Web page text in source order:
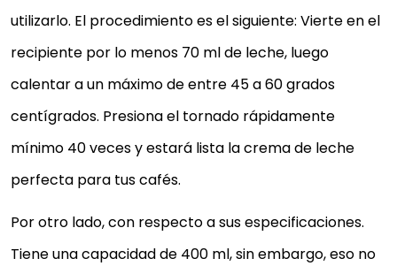
utilizarlo. El procedimiento es el siguiente: Vierte en el
recipiente por lo menos 70 ml de leche, luego
calentar a un máximo de entre 45 a 60 grados
centígrados. Presiona el tornado rápidamente
mínimo 40 veces y estará lista la crema de leche
perfecta para tus cafés.
Por otro lado, con respecto a sus especificaciones.
Tiene una capacidad de 400 ml, sin embargo, eso no